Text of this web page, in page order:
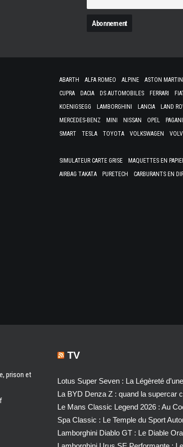
ABARTH ALFA ROMEO ALPINE ASTON MARTIN
CUPRA
DACIA DS AUTOMOBILES FERRARI
KOENIGSEGG
LAMBORGHINI LANCIA LAND
MERCEDES-BENZ
MINI NISSAN OPEL PAGANI
SMART
TESLA TOYOTA VOLKSWAGEN
SIMULATEUR CARTE GRISE MAQUETTES EN
AIRBAG TAKATA
PURETECH CARBURANTS EN
prison et
TV
Lotus Super Seven : La Légèreté
La BYD Denza Z : quand la supercar
Le Mans Classic Legend 2026 : Au
Spa Classic : Le Temple du Sport
Lamborghini Diablo GT : Le Diable